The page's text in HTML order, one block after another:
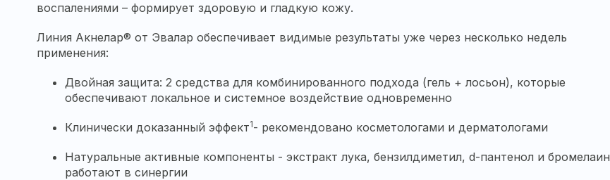
воспалениями – формирует здоровую и гладкую кожу.
Линия Акнелар® от Эвалар обеспечивает видимые результаты уже через несколько недель
применения:
Двойная защита: 2 средства для комбинированного подхода (гель + лосьон), которые
обеспечивают локальное и системное воздействие одновременно
Клинически доказанный эффект1- рекомендовано косметологами и дерматологами
Натуральные активные компоненты - экстракт лука, бензилдиметил, d-пантенол и бромелаин
работают в синергии